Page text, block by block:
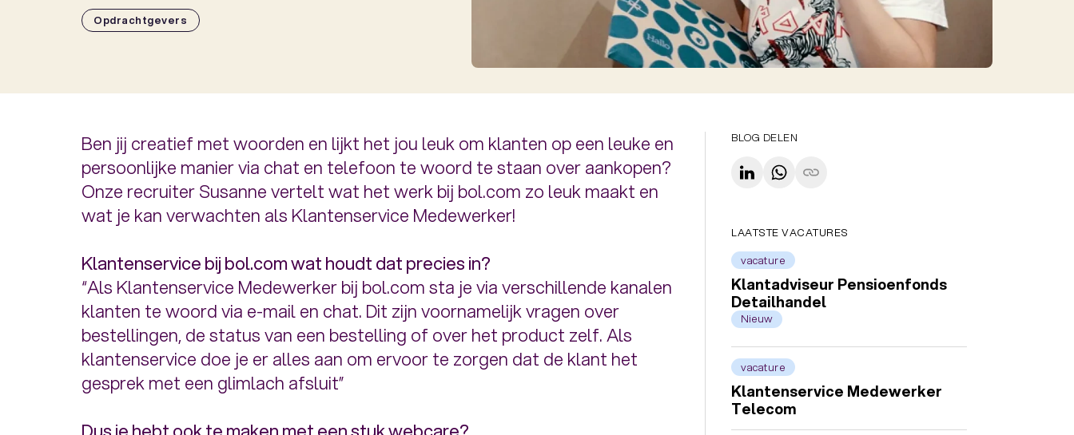
Opdrachtgevers
Ben jij creatief met woorden en lijkt het jou leuk om klanten op een leuke en
persoonlijke manier via chat en telefoon te woord te staan over aankopen?
Onze recruiter Susanne vertelt wat het werk bij bol.com zo leuk maakt en
wat je kan verwachten als Klantenservice Medewerker!
Klantenservice bij bol.com wat houdt dat precies in?
“Als Klantenservice Medewerker bij bol.com sta je via verschillende kanalen
klanten te woord via e-mail en chat. Dit zijn voornamelijk vragen over
bestellingen, de status van een bestelling of over het product zelf. Als
klantenservice doe je er alles aan om ervoor te zorgen dat de klant het
gesprek met een glimlach afsluit”
BLOG DELEN
LAATSTE VACATURES
vacature
Klantadviseur Pensioenfonds
Detailhandel
Nieuw
vacature
Klantenservice Medewerker
Telecom